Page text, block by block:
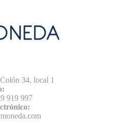
34, local 1
919 997